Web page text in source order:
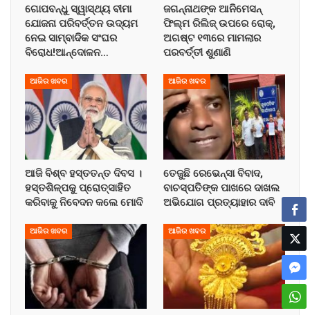
ଗୋପବନ୍ଧୁ ସ୍ୱାସ୍ଥ୍ୟ ବୀମା
ଯୋଜନା ପରିବର୍ତ୍ତନ ଉଦ୍ୟମ
ନେଇ ସାମ୍ବାଦିକ ସଂଘର
ବିରୋଧ!ଆନ୍ଦୋଳନ…
ଜଗନ୍ନାଥଙ୍କ ଆନିମେସନ୍
ଫିଲ୍ମ ରିଲିଜ୍ ଉପରେ ରୋକ୍,
ଅଗଷ୍ଟ ୧୩ରେ ମାମଲାର
ପରବର୍ତ୍ତୀ ଶୁଣାଣି
ଆଜିର ଖବର
ଆଜି ବିଶ୍ବ ହସ୍ତତନ୍ତ ଦିବସ ।
ହସ୍ତଶିଳ୍ପକୁ ପ୍ରୋତ୍ସାହିତ
କରିବାକୁ ନିବେଦନ କଲେ ମୋଦି
ଆଜିର ଖବର
ତେଜୁଛି ରେଭେନ୍ସା ବିବାଦ,
ବାଚସ୍ପତିଙ୍କ ପାଖରେ ଦାଖଲ
ଅଭିଯୋଗ ପ୍ରତ୍ୟାହାର ଦାବି
ଆଜିର ଖବର ଆଜିର ଖବର